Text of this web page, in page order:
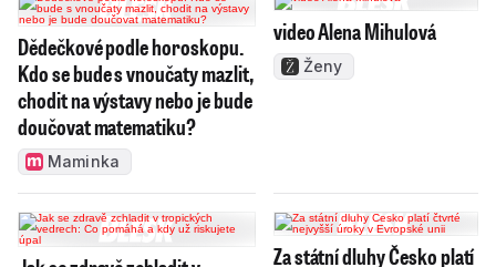
Dědečkové podle horoskopu.
Kdo se bude s vnoučaty mazlit,
chodit na výstavy nebo je bude
doučovat matematiku?
Maminka
video Alena Mihulová
Ženy
Za státní dluhy Česko platí